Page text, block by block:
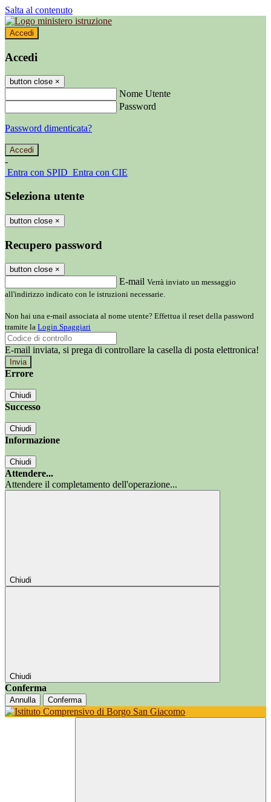
Salta al contenuto
Accedi
Accedi
button close ×
Nome Utente
Password
Password dimenticata?
-
Entra con SPID Entra con CIE
Seleziona utente
button close ×
Recupero password
button close ×
E-mail Verrà inviato un messaggio
all'indirizzo indicato con le istruzioni necessarie.
Non hai una e-mail associata al nome utente? Effettua il reset della password
tramite la Login Spaggiari
E-mail inviata, si prega di controllare la casella di posta elettronica!
Errore
Chiudi
Successo
Chiudi
Informazione
Chiudi
Attendere...
Attendere il completamento dell'operazione...
Chiudi
Chiudi
Conferma
Annulla Conferma